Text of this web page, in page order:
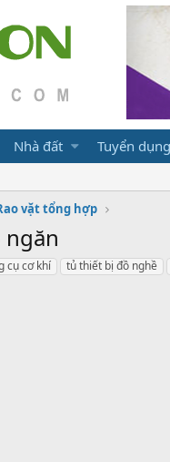
Nhà đất Tuyển dụng
vặt tổng hợp
ngăn
cụ cơ khí tủ thiết bị đồ nghề